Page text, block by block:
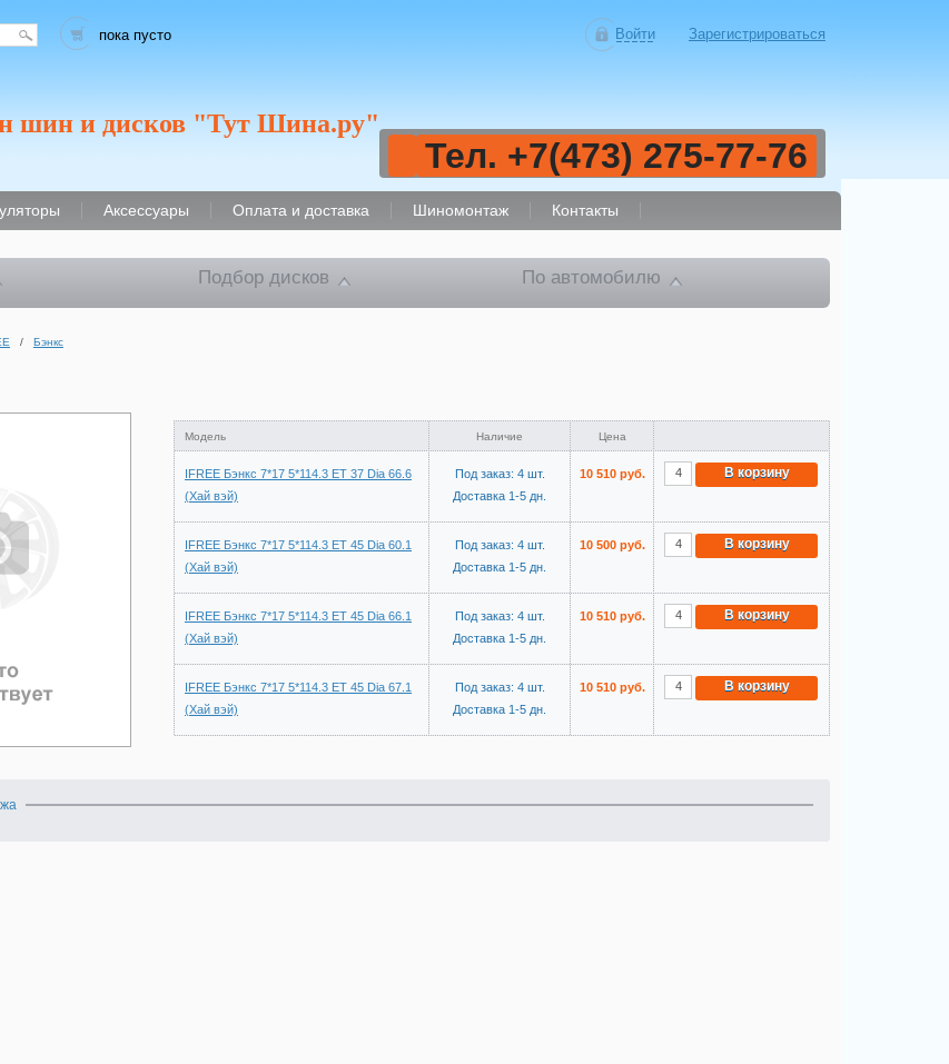
пока пусто Зарегистрироваться
Войти
шин и дисков "Тут Шина.ру"
Тел. +7(473) 275-77-76
Аксессуары Оплата и доставка Шиномонтаж Контакты
Подбор дисков По автомобилю
/ Бэнкс
Модель Наличие Цена
IFREE Бэнкс 7*17 5*114.3 ET 37 Dia 66.6
(Хай вэй)
Под заказ: 4 шт.
Доставка 1-5 дн.
10 510 руб. В корзину
IFREE Бэнкс 7*17 5*114.3 ET 45 Dia 60.1
(Хай вэй)
Под заказ: 4 шт.
Доставка 1-5 дн.
10 500 руб. В корзину
IFREE Бэнкс 7*17 5*114.3 ET 45 Dia 66.1
(Хай вэй)
Под заказ: 4 шт.
Доставка 1-5 дн.
10 510 руб. В корзину
IFREE Бэнкс 7*17 5*114.3 ET 45 Dia 67.1
(Хай вэй)
Под заказ: 4 шт.
Доставка 1-5 дн.
10 510 руб. В корзину